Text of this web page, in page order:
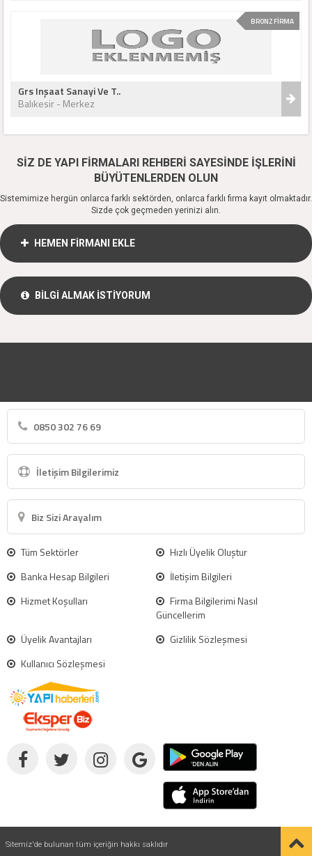
BRONZ FİRMA
Grs Inşaat Sanayi Ve T..
Balıkesir - Merkez
SİZ DE YAPI FİRMALARI REHBERİ SAYESİNDE İŞLERİNİ
BÜYÜTENLERDEN OLUN
Sistemimize hergün onlarca farklı sektörden, onlarca farklı firma kayıt olmaktadır.
Sizde çok geçmeden yerinizi alın.
HEMEN FİRMANI EKLE
BİLGİ ALMAK İSTİYORUM
0850 302 76 69
İletişim Bilgilerimiz
Biz Sizi Arayalım
Tüm Sektörler
Hızlı Üyelik Oluştur
Banka Hesap Bilgileri
İletişim Bilgileri
Hizmet Koşulları
Firma Bilgilerimi Nasıl
Güncellerim
Üyelik Avantajları
Gizlilik Sözleşmesi
Kullanıcı Sözleşmesi
Sitemiz'de bulunan tüm içeriğin hakkı saklıdır